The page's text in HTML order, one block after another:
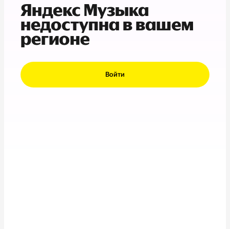
Яндекс Музыка
недоступна в вашем
регионе
Войти